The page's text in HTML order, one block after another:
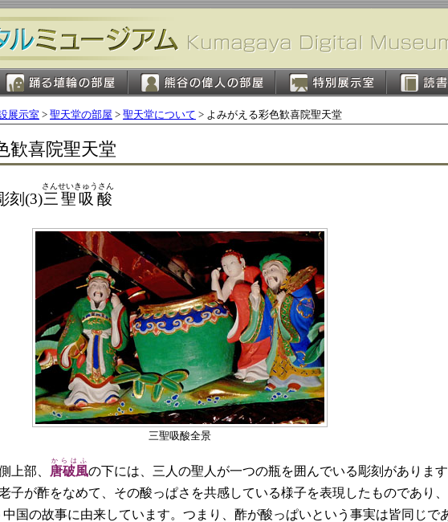
展示室 > 聖天堂の部屋 > 聖天堂について > よみがえる彩色歓喜院聖天堂
歓喜院聖天堂
刻(3)三聖吸酸
さんせいきゅうさん
三聖吸酸全景
上部、 唐破風
からはふ
の下には、三人の聖人が一つの瓶を囲んでいる彫刻があります
子が酢をなめて、その酸っぱさを共感している様子を表現したものであり、
中国の故事に由来しています。つまり、酢が酸っぱいという事実は皆同じで